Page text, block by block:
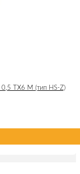
ТХ6 М (тип HS-Z)